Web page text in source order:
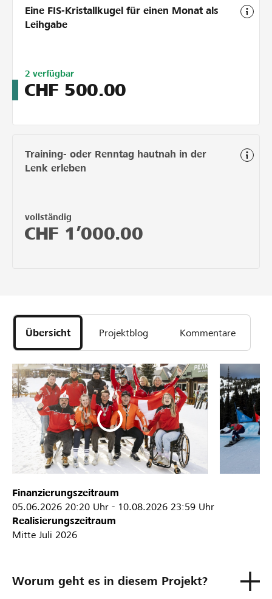
Eine FIS-Kristallkugel für einen Monat als
Leihgabe
Limitiert
auf
3
2 verfügbar
CHF 500.00
Training- oder Renntag hautnah in der
Lenk erleben
vollständig
CHF 1’000.00
Übersicht Projektblog Kommentare
Finanzierungszeitraum
05.06.2026 20:20 Uhr - 10.08.2026 23:59 Uhr
Realisierungszeitraum
Mitte Juli 2026
Worum geht es in diesem Projekt?